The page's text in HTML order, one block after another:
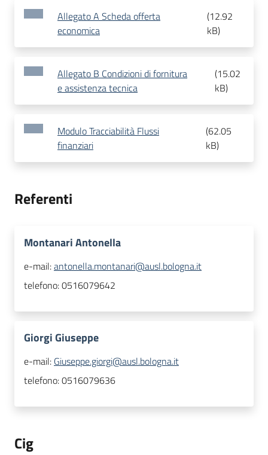
Allegato A Scheda offerta
economica
(12.92
kB)
Allegato B Condizioni di fornitura
e assistenza tecnica
(15.02
kB)
Modulo Tracciabilità Flussi
finanziari
(62.05
kB)
Referenti
Montanari Antonella
e-mail:antonella.montanari@ausl.bologna.it
telefono:0516079642
Giorgi Giuseppe
e-mail: Giuseppe.giorgi@ausl.bologna.it
telefono:0516079636
Cig